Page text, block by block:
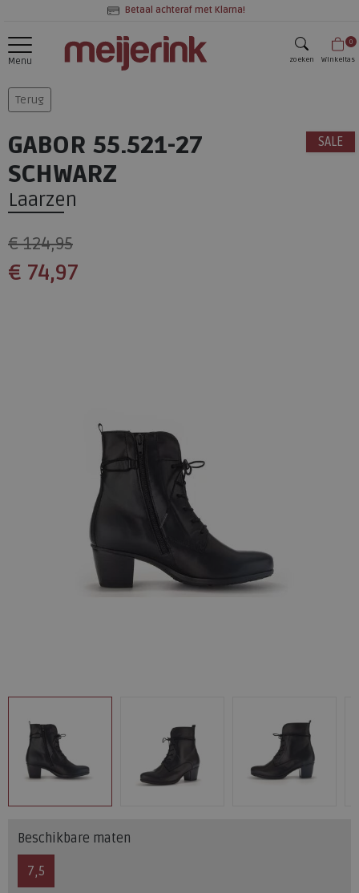
Betaal achteraf met Klarna!
Menu zoeken
0
Winkeltas
Terug
SALE
GABOR 55.521-27
SCHWARZ
Laarzen
€ 124,95
€ 74,97
Beschikbare maten
7,5